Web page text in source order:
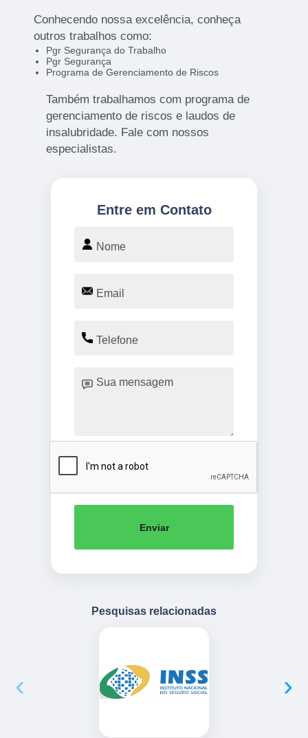
Conhecendo nossa excelência, conheça
outros trabalhos como:
Pgr Segurança do Trabalho
Pgr Segurança
Programa de Gerenciamento de Riscos
Também trabalhamos com programa de
gerenciamento de riscos e laudos de
insalubridade. Fale com nossos
especialistas.
Entre em Contato
Enviar
Pesquisas relacionadas
‹ ›